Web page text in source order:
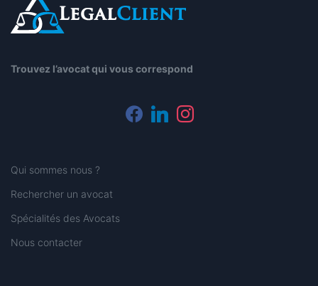
Trouvez l’avocat qui vous correspond
facebooklinkedininstagram
Qui sommes nous ?
Rechercher un avocat
Spécialités des Avocats
Nous contacter